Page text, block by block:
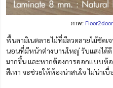
ภาพ:
พื้นลามิเนตลายไม้ที่มีลวดลายไม้ชัด
นอนที่มีหน้าต่างบานใหญ่ รับแสงได้
มากขึ้น และหากต้องการออกแบบห้
สีเทา จะช่วยให้ห้องน่าสนใจ ไม่น่าเ